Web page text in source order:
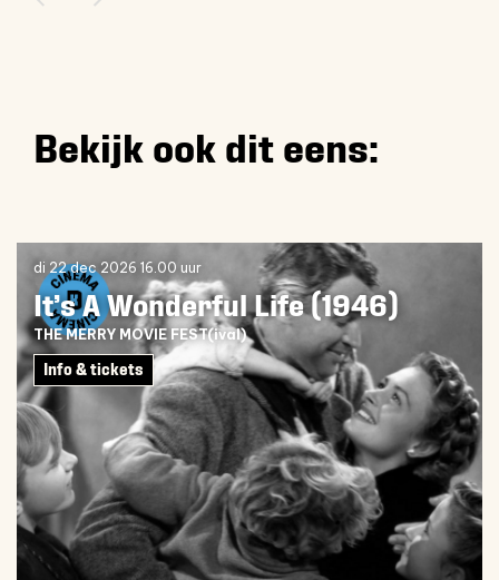
Bekijk ook dit eens:
It’s A Wonderful Life (1946)
THE MERRY MOVIE FEST(ival)
di 22 dec 2026 16.00 uur
Info & tickets